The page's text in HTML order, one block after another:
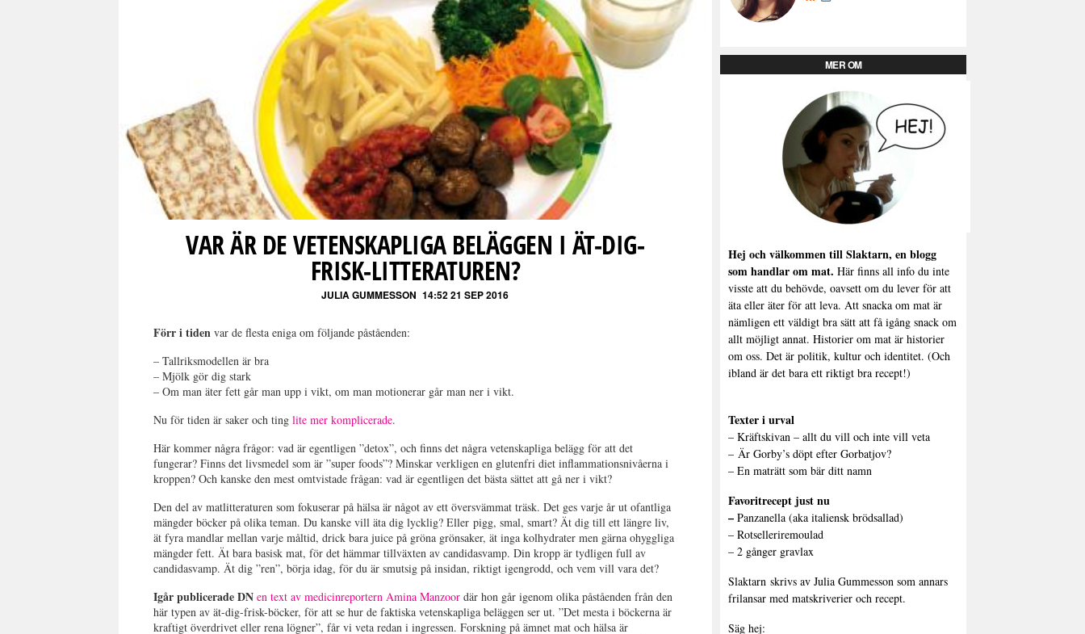
VAR ÄR DE VETENSKAPLIGA BELÄGGEN I ÄT-DIG-
FRISK-LITTERATUREN?
JULIA GUMMESSON 14:52 21 SEP 2016
Förr i tiden var de flesta eniga om följande påståenden:
– Tallriksmodellen är bra
– Mjölk gör dig stark
– Om man äter fett går man upp i vikt, om man motionerar går man ner i vikt.
Nu för tiden är saker och tinglite mer komplicerade.
Här kommer några frågor: vad är egentligen ”detox”, och finns det några vetenskapliga belägg för att det
fungerar? Finns det livsmedel som är ”super foods”? Minskar verkligen en glutenfri diet inflammationsnivåerna i
kroppen? Och kanske den mest omtvistade frågan: vad är egentligen det bästa sättet att gå ner i vikt?
Den del av matlitteraturen som fokuserar på hälsa är något av ett översvämmat träsk. Det ges varje år ut ofantliga
mängder böcker på olika teman. Du kanske vill äta dig lycklig? Eller pigg, smal, smart? Ät dig till ett längre liv,
ät fyra mandlar mellan varje måltid, drick bara juice på gröna grönsaker, ät inga kolhydrater men gärna ohyggliga
mängder fett. Ät bara basisk mat, för det hämmar tillväxten av candidasvamp. Din kropp är tydligen full av
candidasvamp. Ät dig ”ren”, börja idag, för du är smutsig på insidan, riktigt igengrodd, och vem vill vara det?
Igår publicerade DN en text av medicinreportern Amina Manzoor där hon går igenom olika påståenden från den
här typen av ät-dig-frisk-böcker, för att se hur de faktiska vetenskapliga beläggen ser ut. ”Det mesta i böckerna är
kraftigt överdrivet eller rena lögner”, får vi veta redan i ingressen. Forskning på ämnet mat och hälsa är
MER OM
Hej och välkommen till Slaktarn, en blogg
som handlar om mat. Här finns all info du inte
visste att du behövde, oavsett om du lever för att
äta eller äter för att leva. Att snacka om mat är
nämligen ett väldigt bra sätt att få igång snack om
allt möjligt annat. Historier om mat är historier
om oss. Det är politik, kultur och identitet. (Och
ibland är det bara ett riktigt bra recept!)
Texter i urval
– Kräftskivan – allt du vill och inte vill veta
– Är Gorby’s döpt efter Gorbatjov?
– En maträtt som bär ditt namn
Favoritrecept just nu
– Panzanella (aka italiensk brödsallad)
– Rotselleriremoulad
– 2 gånger gravlax
Slaktarn skrivs av Julia Gummesson som annars
frilansar med matskriverier och recept.
Säg hej: